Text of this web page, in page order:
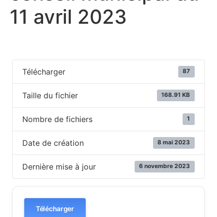
11 avril 2023
Télécharger 87
Taille du fichier 168.91 KB
Nombre de fichiers 1
Date de création 8 mai 2023
Dernière mise à jour 6 novembre 2023
Télécharger